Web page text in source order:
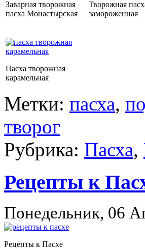
Заварная творожная
пасха Монастырская
Творожная
замороженная
Пасха творожная
карамельная
Метки: пасха,
творог
Рубрика: Пасха,
Рецепты к
Понедельник, 06
Рецепты к Пасхе